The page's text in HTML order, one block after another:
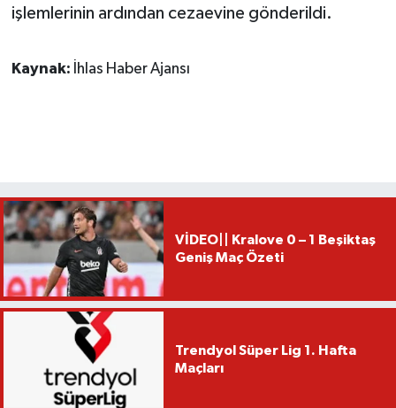
işlemlerinin ardından cezaevine gönderildi.
Kaynak: İhlas Haber Ajansı
VİDEO|| Kralove 0 – 1 Beşiktaş
Geniş Maç Özeti
Trendyol Süper Lig 1. Hafta
Maçları